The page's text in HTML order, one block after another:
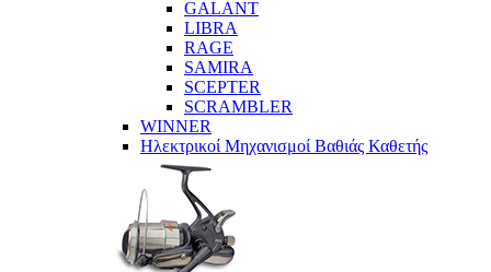
GALANT
LIBRA
RAGE
SAMIRA
SCEPTER
SCRAMBLER
WINNER
Ηλεκτρικοί Μηχανισμοί Βαθιάς Καθετής